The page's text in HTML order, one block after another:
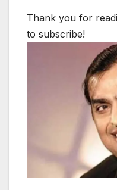
Thank you for
to subscribe!